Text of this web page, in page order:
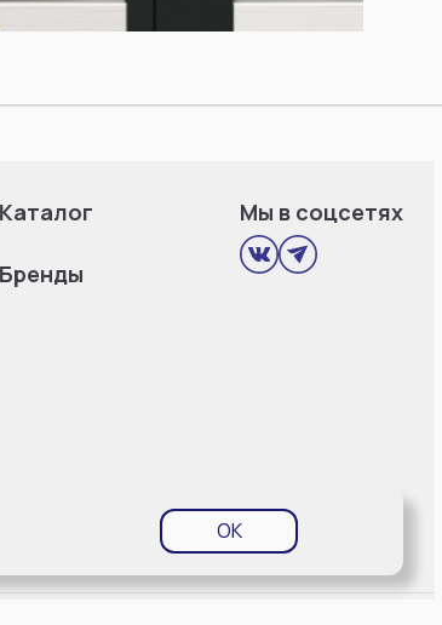
Каталог
Бренды
Мы в соцсетях
OK